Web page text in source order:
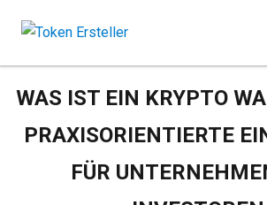
WAS IST EIN KRYPTO
PRAXISORIENTIERTE
FÜR